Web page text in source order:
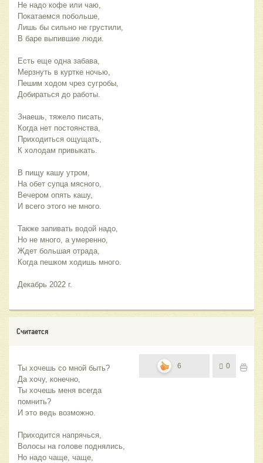
Не надо кофе или чаю,
Покатаемся побольше,
Лишь бы сильно не грустили,
В баре выпившие люди.
Есть еще одна забава,
Мерзнуть в куртке ночью,
Пешим ходом чрез сугробы,
Добираться до работы.
Знаешь, тяжело писать,
Когда нет постоянства,
Приходиться ощущать,
К холодам привыкать.
В пищу кашу утром,
На обет супца мясного,
Вечером опять кашу,
И всего этого не много.
Также запивать водой надо,
Но не много, а умеренно,
Ждет большая отрада,
Когда пешком ходишь много.
Декабрь 2022 г.
Считается
Ты хочешь со мной быть?
Да хочу, конечно,
Ты хочешь меня всегда
помнить?
И это ведь возможно.
Приходится напрячься,
Волосы на голове поднялись,
Но надо чаще, чаще,
6 0